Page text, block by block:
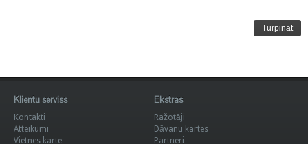
Klientu serviss
Kontakti
Atteikumi
Vietnes karte
Ekstras
Ražotāji
Dāvanu kartes
Partneri